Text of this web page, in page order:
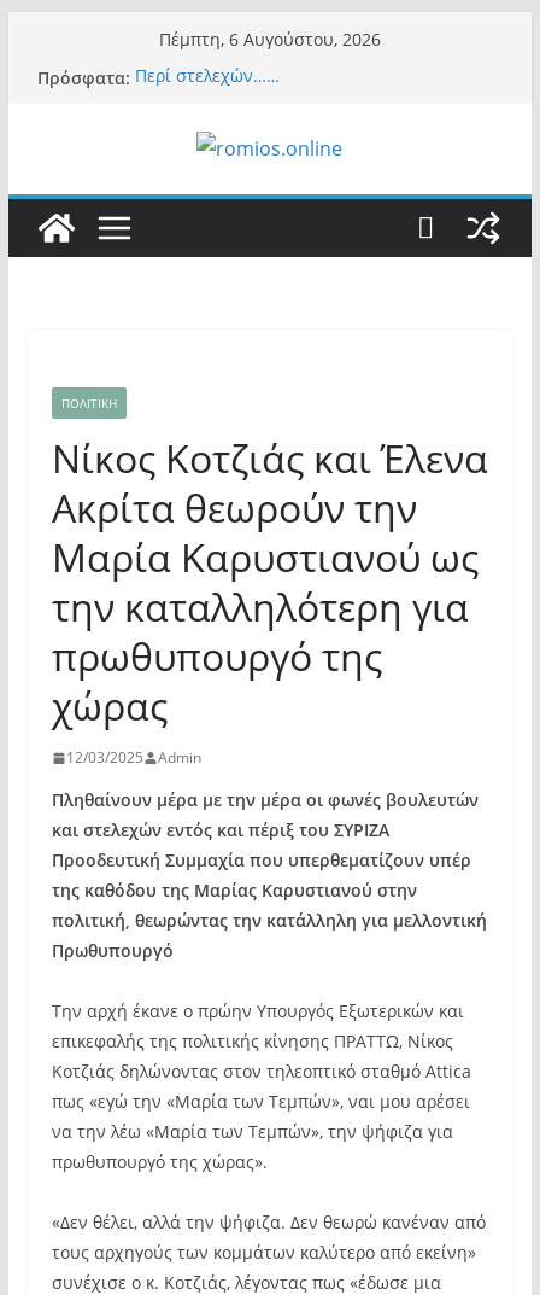
περιεχόμενο
Πέμπτη, 6 Αυγούστου, 2026
Πρόσφατα: Περί στελεχών……
είναι το Κίνημα της Μ.Καρυστιανού και όχι
το διεφθαρμένο σύστημα εξουσίας»
Κασιδιάρη – Οι ένοικοι του Μαξίμου σε
πανικό, πατριωτικό τσουνάμι σαρώνει την
ΠΟΛΙΤΙΚΗ
Νίκος Κοτζιάς και Έλενα
Ακρίτα θεωρούν την
Μαρία Καρυστιανού ως
την καταλληλότερη για
πρωθυπουργό της
χώρας
12/03/2025 Admin
Πληθαίνουν μέρα με την μέρα οι φωνές βουλευτών
και στελεχών εντός και πέριξ του ΣΥΡΙΖΑ
Προοδευτική Συμμαχία που υπερθεματίζουν υπέρ
της καθόδου της Μαρίας Καρυστιανού στην
πολιτική, θεωρώντας την κατάλληλη για μελλοντική
Πρωθυπουργό
Την αρχή έκανε ο πρώην Υπουργός Εξωτερικών και
επικεφαλής της πολιτικής κίνησης ΠΡΑΤΤΩ, Νίκος
Κοτζιάς δηλώνοντας στον τηλεοπτικό σταθμό Attica
πως «εγώ την «Μαρία των Τεμπών», ναι μου αρέσει
να την λέω «Μαρία των Τεμπών», την ψήφιζα για
πρωθυπουργό της χώρας».
«Δεν θέλει, αλλά την ψήφιζα. Δεν θεωρώ κανέναν από
τους αρχηγούς των κομμάτων καλύτερο από εκείνη»
συνέχισε ο κ. Κοτζιάς, λέγοντας πως «έδωσε μια